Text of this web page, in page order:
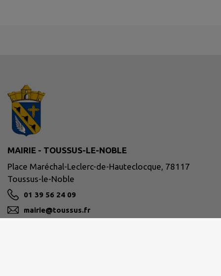
MAIRIE - TOUSSUS-LE-NOBLE
Place Maréchal-Leclerc-de-Hauteclocque, 78117
Toussus-le-Noble
01 39 56 24 09
mairie@toussus.fr